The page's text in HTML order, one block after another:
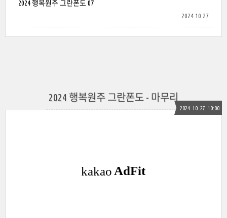
2024 행복원주 그란폰도 07
2024.10.27
2024 행복원주 그란폰도 - 마무리
2024. 10. 27. 10:00